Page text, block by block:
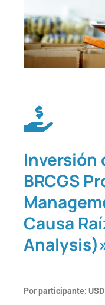
Inversión
BRCGS
Causa
Por participante: